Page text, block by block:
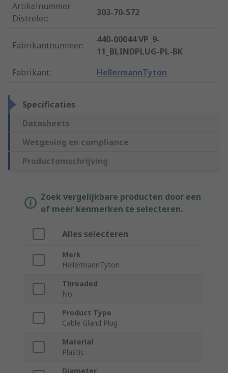
Artikelnummer
Distrelec:
303-70-572
Fabrikantnummer:
440-00044 VP_9-
11_BLINDPLUG-PL-BK
Fabrikant: HellermannTyton
Specificaties
Datasheets
Wetgeving en compliance
Productomschrijving
Zoek vergelijkbare producten door een
of meer kenmerken te selecteren.
Alles selecteren
Merk
HellermannTyton
Threaded
No
Product Type
Cable Gland Plug
Material
Plastic
Diameter